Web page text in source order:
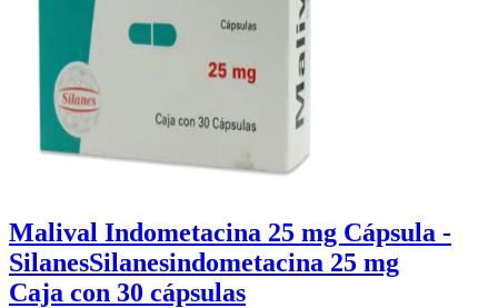
Malival Indometacina 25 mg Cápsula -
SilanesSilanesindometacina 25 mg
Caja con 30 cápsulas